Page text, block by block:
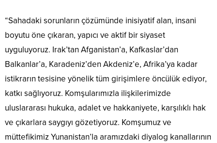
“Sahadaki sorunların çözümünde inisiyatif alan, insani
boyutu öne çıkaran, yapıcı ve aktif bir siyaset
uyguluyoruz. Irak’tan Afganistan’a, Kafkaslar’dan
Balkanlar’a, Karadeniz’den Akdeniz’e, Afrika’ya kadar
istikrarın tesisine yönelik tüm girişimlere öncülük ediyor,
katkı sağlıyoruz. Komşularımızla ilişkilerimizde
uluslararası hukuka, adalet ve hakkaniyete, karşılıklı hak
ve çıkarlara saygıyı gözetiyoruz. Komşumuz ve
müttefikimiz Yunanistan’la aramızdaki diyalog kanallarının